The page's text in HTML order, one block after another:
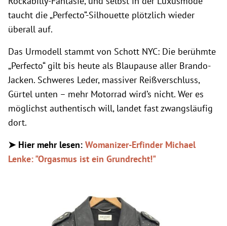
taucht die „Perfecto“-Silhouette plötzlich wieder
überall auf.
Das Urmodell stammt von Schott NYC: Die berühmte
„Perfecto“ gilt bis heute als Blaupause aller Brando-
Jacken. Schweres Leder, massiver Reißverschluss,
Gürtel unten – mehr Motorrad wird’s nicht. Wer es
möglichst authentisch will, landet fast zwangsläufig
dort.
➤ Hier mehr lesen: Womanizer-Erfinder Michael
Lenke: "Orgasmus ist ein Grundrecht!"